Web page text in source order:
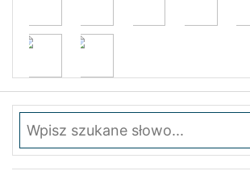
Wpisz szukane słowo